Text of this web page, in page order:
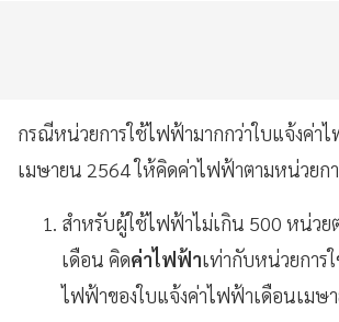
กรณีหน่วยการใช้ไฟฟ้ามากกว่าใบแจ้งค่า
เมษายน 2564 ให้คิดค่าไฟฟ้าตามหน่วยก
สำหรับผู้ใช้ไฟฟ้าไม่เกิน 500 หน่วย
เดือน คิดค่าไฟฟ้าเท่ากับหน่วยการ
ไฟฟ้าของใบแจ้งค่าไฟฟ้าเดือนเมษ